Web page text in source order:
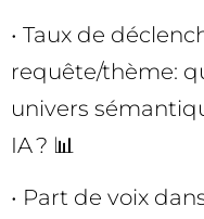
• Taux de
requête/thème:
univers
IA ? 📊
• Part de voix